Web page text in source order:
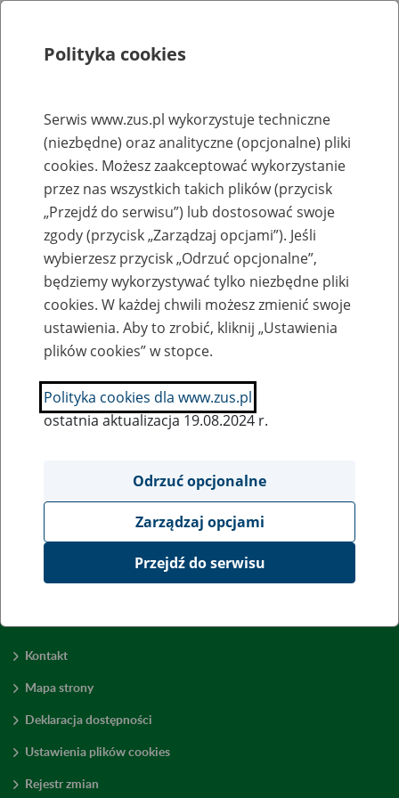
Rejestry, ewidencje i archiwa
Baza zlikwidowanych lub
przekształconych zakładów pracy
Nazwa zakładu pracy:
SZUKAJ
Wyświetl wszystkie
Kontakt
Mapa strony
Deklaracja dostępności
Ustawienia plików cookies
Rejestr zmian
Polityka cookies
Serwis www.zus.pl wykorzystuje techniczne
(niezbędne) oraz analityczne (opcjonalne) pliki
cookies. Możesz zaakceptować wykorzystanie
przez nas wszystkich takich plików (przycisk
„Przejdź do serwisu”) lub dostosować swoje
zgody (przycisk „Zarządzaj opcjami”). Jeśli
wybierzesz przycisk „Odrzuć opcjonalne”,
będziemy wykorzystywać tylko niezbędne pliki
cookies. W każdej chwili możesz zmienić swoje
ustawienia. Aby to zrobić, kliknij „Ustawienia
plików cookies” w stopce.
Polityka cookies dla www.zus.pl
ostatnia aktualizacja 19.08.2024 r.
Odrzuć opcjonalne
Zarządzaj opcjami
Przejdź do serwisu